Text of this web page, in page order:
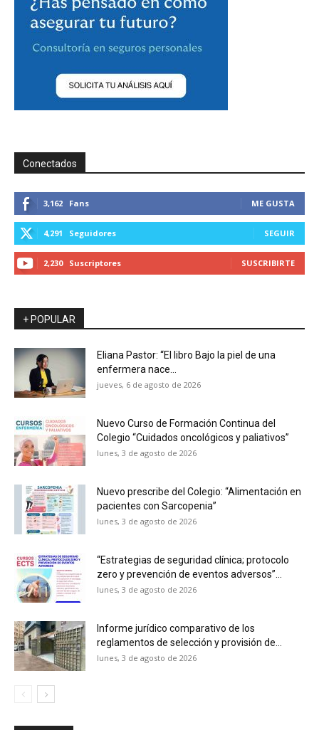
Conectados
3,162 Fans ME GUSTA
4,291 Seguidores SEGUIR
2,230 Suscriptores SUSCRIBIRTE
+ POPULAR
Eliana Pastor: “El libro Bajo la piel de una
enfermera nace...
jueves, 6 de agosto de 2026
Nuevo Curso de Formación Continua del
Colegio “Cuidados oncológicos y paliativos”
lunes, 3 de agosto de 2026
Nuevo prescribe del Colegio: “Alimentación en
pacientes con Sarcopenia”
lunes, 3 de agosto de 2026
“Estrategias de seguridad clínica; protocolo
zero y prevención de eventos adversos”...
lunes, 3 de agosto de 2026
Informe jurídico comparativo de los
reglamentos de selección y provisión de...
lunes, 3 de agosto de 2026